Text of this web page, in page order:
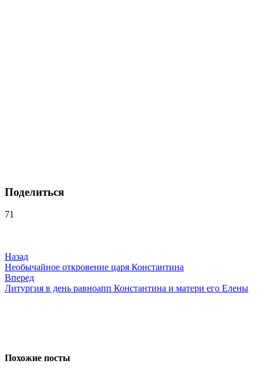
Поделиться
71
записям
Назад
Необычайное откровение царя Константина
Вперед
Литургия в день равноапп Константина и матери его Елены
Похожие посты